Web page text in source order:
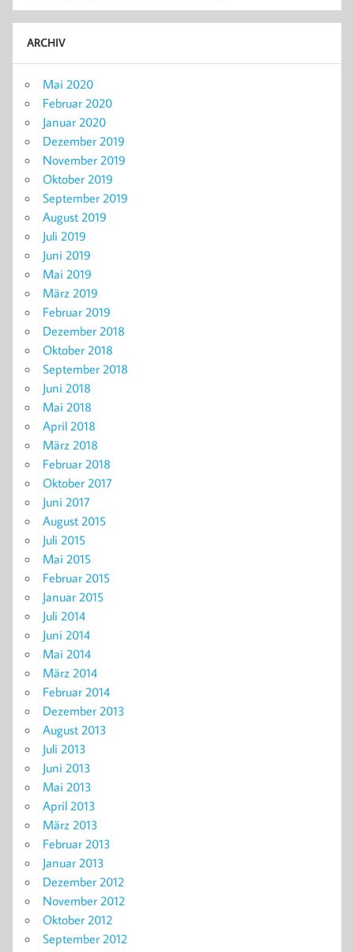
ARCHIV
Mai 2020
Februar 2020
Januar 2020
Dezember 2019
November 2019
Oktober 2019
September 2019
August 2019
Juli 2019
Juni 2019
Mai 2019
März 2019
Februar 2019
Dezember 2018
Oktober 2018
September 2018
Juni 2018
Mai 2018
April 2018
März 2018
Februar 2018
Oktober 2017
Juni 2017
August 2015
Juli 2015
Mai 2015
Februar 2015
Januar 2015
Juli 2014
Juni 2014
Mai 2014
März 2014
Februar 2014
Dezember 2013
August 2013
Juli 2013
Juni 2013
Mai 2013
April 2013
März 2013
Februar 2013
Januar 2013
Dezember 2012
November 2012
Oktober 2012
September 2012